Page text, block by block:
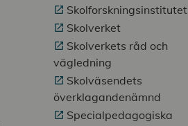
Skolforskningsinstitutet
Skolverket
Skolverkets råd och
vägledning
Skolväsendets
överklagandenämnd
Specialpedagogiska